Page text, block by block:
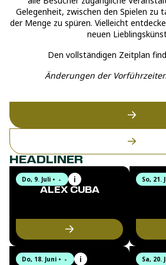
Veröffentlichungen und
mitreißende Live-Auftritte eine
treue Fangemeinde aufgebaut.
Gelegenheit, zwischen den Spielen zu
der Menge zu spüren. Vielleicht
neuen
Den vollständigen Zeitplan
Änderungen der
HEADLINER
Do, 9. Juli• -
ALEX CUBA
liegt in Alex Cubas
Beherrschung einer tieferen,
bedeutungsvolleren Sprache.
Ob in schweren Zeiten oder bei
So, 21.
der
Do, 18. Juni• -
Sa, 20.